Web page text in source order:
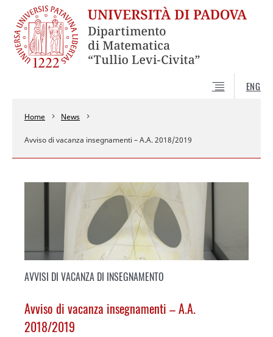
ENG
Home News
Avviso di vacanza insegnamenti – A.A. 2018/2019
AVVISI DI VACANZA DI INSEGNAMENTO
Avviso di vacanza insegnamenti – A.A.
2018/2019